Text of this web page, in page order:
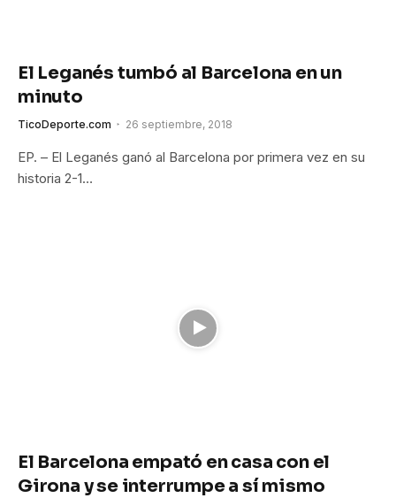
El Leganés tumbó al Barcelona en un
minuto
TicoDeporte.com 26 septiembre, 2018
EP. – El Leganés ganó al Barcelona por primera vez en su
historia 2-1…
El Barcelona empató en casa con el
Girona y se interrumpe a sí mismo